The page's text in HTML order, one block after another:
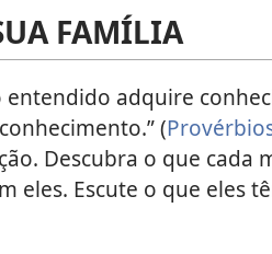
FAMÍLIA
entendido adquire
(
Descubra o que cada
eles. Escute o que eles